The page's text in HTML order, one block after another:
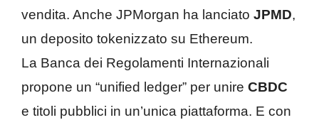
vendita. Anche JPMorgan ha lanciato JPMD,
un deposito tokenizzato su Ethereum.
La Banca dei Regolamenti Internazionali
propone un “unified ledger” per unire CBDC
e titoli pubblici in un’unica piattaforma. E con